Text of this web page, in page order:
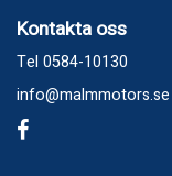
Kontakta oss
Tel 0584-10130
info@malmmotors.se